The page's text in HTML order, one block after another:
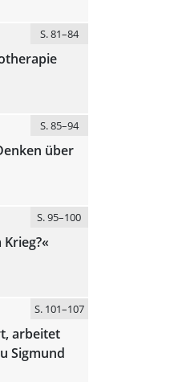
S. 81–84
S. 85–94
über
S. 95–100
S. 101–107
arbeitet
Sigmund